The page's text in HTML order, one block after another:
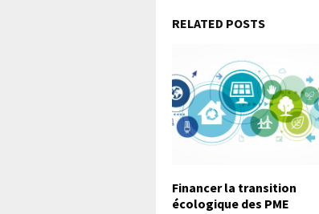
RELATED POSTS
Financer la transition
écologique des PME